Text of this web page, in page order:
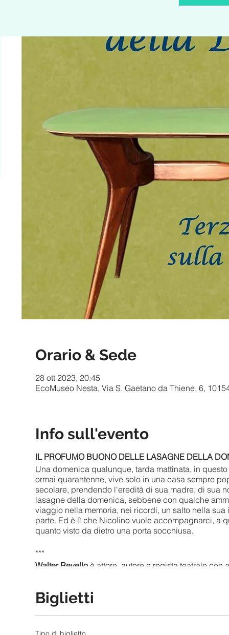
Orario & Sede
28 ott 2023, 20:45
EcoMuseo Nesta, Via S. Gaetano da Thiene, 6,
Info sull'evento
IL PROFUMO BUONO DELLE LASAGNE DELLA
Una domenica qualunque, tarda mattinata, in
ormai quarantenne, vive solo in una casa sempre
secolare, prendendo l'eredità di sua madre, di sua
lasagne della domenica, sebbene con qualche
viaggio nella memoria, nei ricordi, un salto nella
parte. Ed è lì che Nicolino vuole accompagnarci, a
quanto visto da dietro una porta socchiusa.
***
Walter Revelloè attore, autore e regista teatrale con
Biglietti